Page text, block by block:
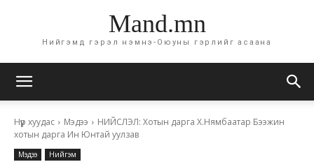
Mand.mn
Нийгэмд гэрэл нэмнэ-Оюуны гэрлийг асаана
Нүүр хуудас Мэдээ
НИЙСЛЭЛ: Хотын дарга Х.Нямбаатар Бээжин
хотын дарга Ин Юнтай уулзав
Мэдээ Нийгэм